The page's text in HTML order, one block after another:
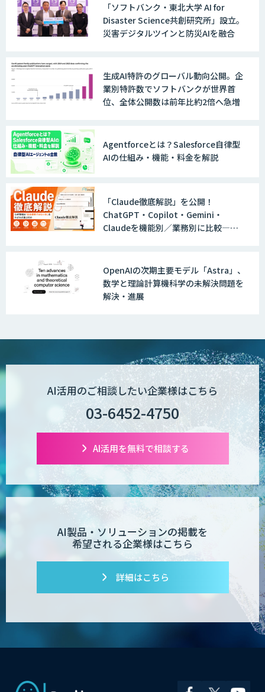
「ソフトバンク・東北大学 AI for
Disaster Science共創研究所」設立。
災害デジタルツインと防災AIを融合
生成AI特許のグローバル動向公開。企
業別特許数でソフトバンクが世界首
位、全体公開数は前年比約2倍へ急増
Agentforceとは？Salesforce自律型
AIの仕組み・機能・料金を解説
「Claude徹底解説」を公開！
ChatGPT・Copilot・Gemini・
Claudeを機能別／業務別に比較―自
OpenAIの次期主要モデル「Astra」、
数学と理論計算機科学の未解決問題を
解決・進展
AI活用のご相談したい企業様はこちら
03-6452-4750
AI活用を無料で相談する
AI製品・ソリューションの掲載を
希望される企業様はこちら
詳細はこちら